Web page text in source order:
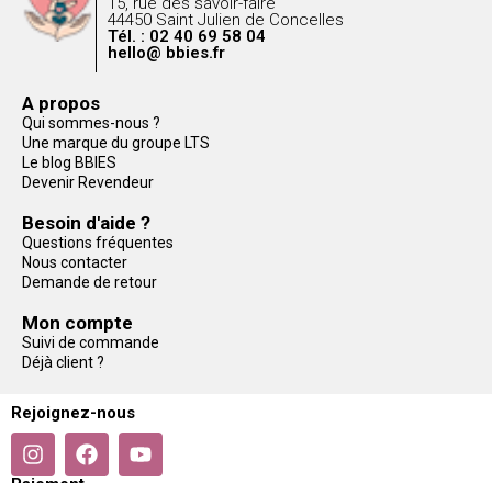
44450 Saint Julien de Concelles
Tél. : 02 40 69 58 04
hello@ bbies.fr
A propos
Qui sommes-nous ?
Une marque du groupe LTS
Le blog BBIES
Devenir Revendeur
Besoin d'aide ?
Questions fréquentes
Nous contacter
Demande de retour
Mon compte
Suivi de commande
Déjà client ?
Rejoignez-nous